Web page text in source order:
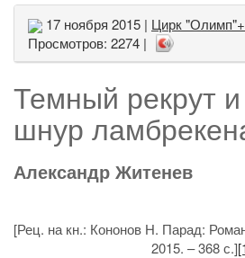
17 ноября 2015 | Цирк
Просмотров: 2274 |
Темный рекрут и
шнур
Александр Житенев
[Рец. на кн.: Кононов Н. Парад:
2015. – 368 с.]